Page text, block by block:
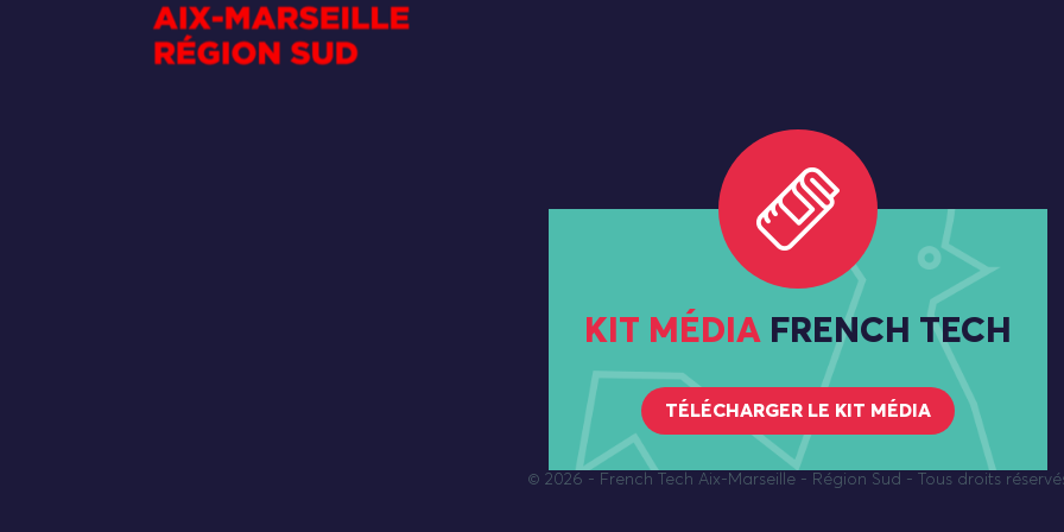
KIT MÉDIA FRENCH TECH
TÉLÉCHARGER LE KIT MÉDIA
© 2026 - French Tech Aix-Marseille - Région Sud - Tous droits